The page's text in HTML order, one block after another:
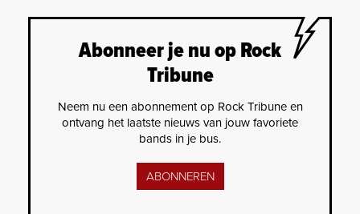
Abonneer je nu op Rock
Tribune
Neem nu een abonnement op Rock Tribune en
ontvang het laatste nieuws van jouw favoriete
bands in je bus.
ABONNEREN